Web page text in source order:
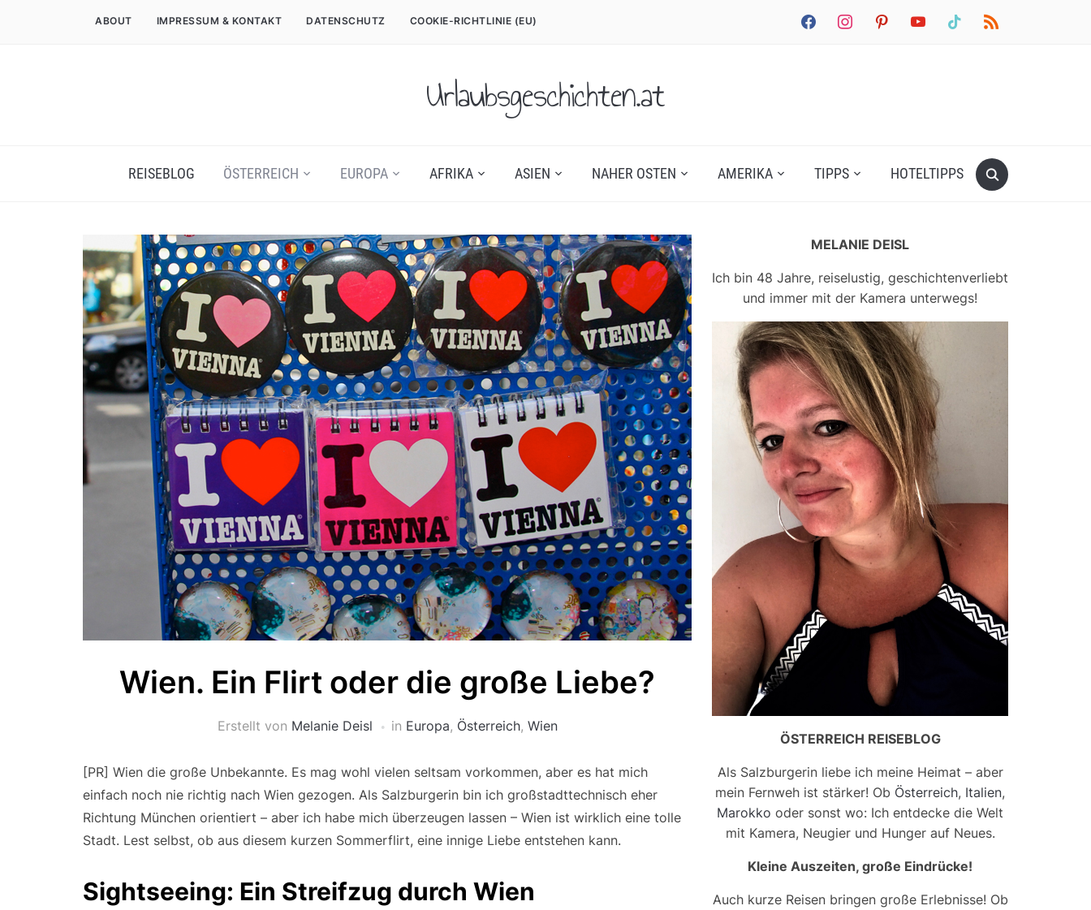
facebookinstagrampinterestyoutube tiktok rss
ABOUT IMPRESSUM & KONTAKT DATENSCHUTZ COOKIE-RICHTLINIE (EU)
Urlaubsgeschichten.at
REISEBLOG ÖSTERREICH EUROPA AFRIKA ASIEN NAHER OSTEN AMERIKA TIPPS HOTELTIPPS
Wien. Ein Flirt oder die große Liebe?
Erstellt von Melanie Deisl in Europa, Österreich, Wien
[PR] Wien die große Unbekannte. Es mag wohl vielen seltsam vorkommen, aber es hat mich
einfach noch nie richtig nach Wien gezogen. Als Salzburgerin bin ich großstadttechnisch eher
Richtung München orientiert – aber ich habe mich überzeugen lassen – Wien ist wirklich eine tolle
Stadt. Lest selbst, ob aus diesem kurzen Sommerflirt, eine innige Liebe entstehen kann.
Sightseeing: Ein Streifzug durch Wien
MELANIE DEISL
Ich bin 48 Jahre, reiselustig, geschichtenverliebt
und immer mit der Kamera unterwegs!
ÖSTERREICH REISEBLOG
Als Salzburgerin liebe ich meine Heimat – aber
mein Fernweh ist stärker! Ob Österreich, Italien,
Marokko oder sonst wo: Ich entdecke die Welt
mit Kamera, Neugier und Hunger auf Neues.
Kleine Auszeiten, große Eindrücke!
Auch kurze Reisen bringen große Erlebnisse! Ob